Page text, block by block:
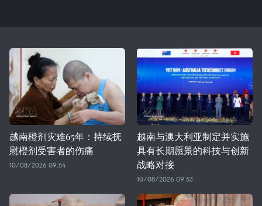
越南橙剂灾难65年：持续抚
慰橙剂受害者的伤痛
10/08/2026 09:54
越南与澳大利亚制定并实施
具有长期愿景的科技与创新
战略对接
10/08/2026 09:53